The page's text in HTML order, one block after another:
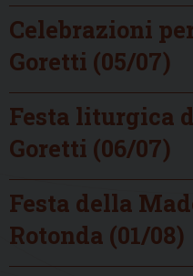
Celebrazioni
Goretti (05/07)
Festa liturgica
Goretti (06/07)
Festa della
Rotonda (01/08)